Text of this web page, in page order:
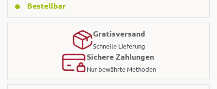
Bestellbar
Gratisversand
Schnelle Lieferung
Sichere Zahlungen
Nur bewährte Methoden